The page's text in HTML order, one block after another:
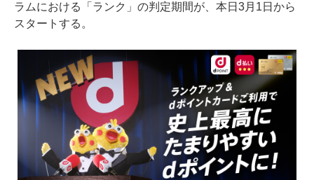
ラムにおける「ランク」の判定期間が、本日3月1日から
スタートする。